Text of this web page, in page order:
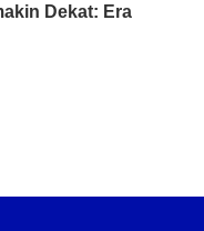
Dekat: Era